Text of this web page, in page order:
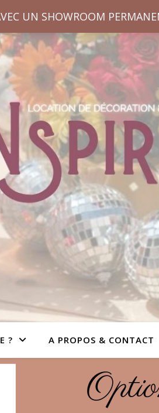
UN SHOWROOM
? A PROPOS & CONTACT